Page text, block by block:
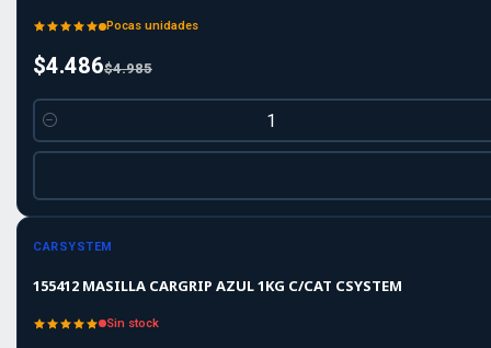
Pocas unidades
$4.486$4.985
Cantidad
Agotado
CARSYSTEM
155412 MASILLA CARGRIP AZUL 1KG C/CAT CSYSTEM
Sin stock